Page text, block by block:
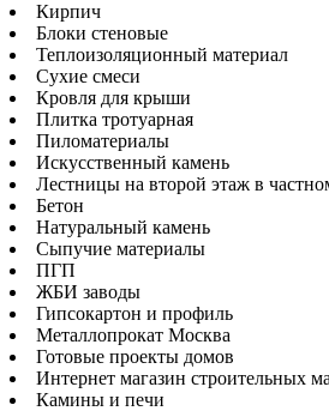
Кирпич
Блоки стеновые
Теплоизоляционный материал
Сухие смеси
Кровля для крыши
Плитка тротуарная
Пиломатериалы
Искусственный камень
Лестницы на второй этаж в
Бетон
Натуральный камень
Сыпучие материалы
ПГП
ЖБИ заводы
Гипсокартон и профиль
Металлопрокат Москва
Готовые проекты домов
Интернет магазин строительных
Камины и печи